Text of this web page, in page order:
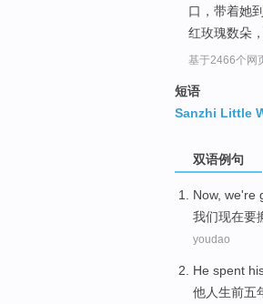
口，带着她到
红玫瑰数朵
基于2466个网
短语
Sanzhi Little
双语例句
Now, we're
我们现在要
youdao
He spent
他人生前五